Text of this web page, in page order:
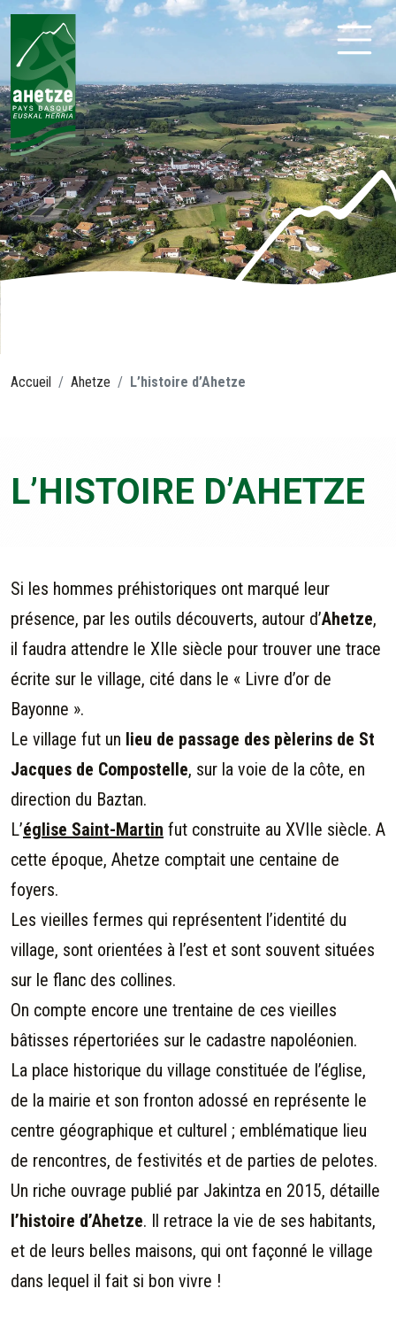
Aller
contenu
Ahetze
Accueil Ahetze L’histoire d’Ahetze
L’HISTOIRE D’AHETZE
Si les hommes préhistoriques ont marqué leur
présence, par les outils découverts, autour d’Ahetze,
il faudra attendre le XIIe siècle pour trouver une trace
écrite sur le village, cité dans le « Livre d’or de
Bayonne ».
Le village fut un lieu de passage des pèlerins de St
Jacques de Compostelle, sur la voie de la côte, en
direction du Baztan.
L’église Saint-Martin fut construite au XVIIe siècle. A
cette époque, Ahetze comptait une centaine de
foyers.
Les vieilles fermes qui représentent l’identité du
village, sont orientées à l’est et sont souvent situées
sur le flanc des collines.
On compte encore une trentaine de ces vieilles
bâtisses répertoriées sur le cadastre napoléonien.
La place historique du village constituée de l’église,
de la mairie et son fronton adossé en représente le
centre géographique et culturel ; emblématique lieu
de rencontres, de festivités et de parties de pelotes.
Un riche ouvrage publié par Jakintza en 2015, détaille
l’histoire d’Ahetze. Il retrace la vie de ses habitants,
et de leurs belles maisons, qui ont façonné le village
dans lequel il fait si bon vivre !